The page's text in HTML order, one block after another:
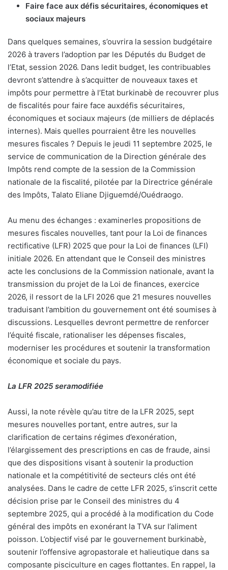
Faire face aux défis sécuritaires, économiques et
sociaux majeurs
Dans quelques semaines, s’ouvrira la session budgétaire
2026 à travers l’adoption par les Députés du Budget de
l’Etat, session 2026. Dans ledit budget, les contribuables
devront s’attendre à s’acquitter de nouveaux taxes et
impôts pour permettre à l’Etat burkinabè de recouvrer plus
de fiscalités pour faire face auxdéfis sécuritaires,
économiques et sociaux majeurs (de milliers de déplacés
internes). Mais quelles pourraient être les nouvelles
mesures fiscales ? Depuis le jeudi 11 septembre 2025, le
service de communication de la Direction générale des
Impôts rend compte de la session de la Commission
nationale de la fiscalité, pilotée par la Directrice générale
des Impôts, Talato Eliane Djiguemdé/Ouédraogo.
Au menu des échanges : examinerles propositions de
mesures fiscales nouvelles, tant pour la Loi de finances
rectificative (LFR) 2025 que pour la Loi de finances (LFI)
initiale 2026. En attendant que le Conseil des ministres
acte les conclusions de la Commission nationale, avant la
transmission du projet de la Loi de finances, exercice
2026, il ressort de la LFI 2026 que 21 mesures nouvelles
traduisant l’ambition du gouvernement ont été soumises à
discussions. Lesquelles devront permettre de renforcer
l’équité fiscale, rationaliser les dépenses fiscales,
moderniser les procédures et soutenir la transformation
économique et sociale du pays.
La LFR 2025 seramodifiée
Aussi, la note révèle qu’au titre de la LFR 2025, sept
mesures nouvelles portant, entre autres, sur la
clarification de certains régimes d’exonération,
l’élargissement des prescriptions en cas de fraude, ainsi
que des dispositions visant à soutenir la production
nationale et la compétitivité de secteurs clés ont été
analysées. Dans le cadre de cette LFR 2025, s’inscrit cette
décision prise par le Conseil des ministres du 4
septembre 2025, qui a procédé à la modification du Code
général des impôts en exonérant la TVA sur l’aliment
poisson. L’objectif visé par le gouvernement burkinabè,
soutenir l’offensive agropastorale et halieutique dans sa
composante pisciculture en cages flottantes. En rappel, la